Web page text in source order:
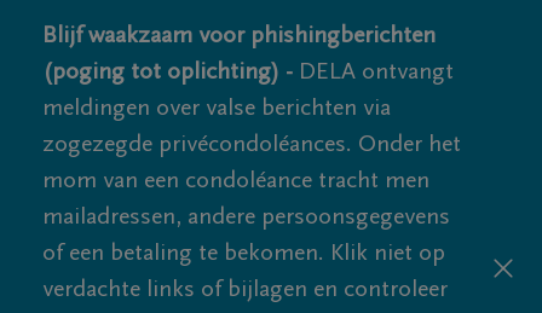
Blijf waakzaam voor phishingberichten
(poging tot oplichting) - DELA ontvangt
meldingen over valse berichten via
zogezegde privécondoléances. Onder het
mom van een condoléance tracht men
mailadressen, andere persoonsgegevens
of een betaling te bekomen. Klik niet op
verdachte links of bijlagen en controleer